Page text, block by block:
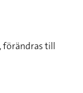
förändras till